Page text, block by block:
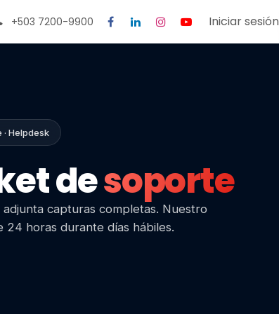
+503 7200-9900 Iniciar sesión
· Helpdesk
desoporte
capturas completas. Nuestro
horas durante días hábiles.